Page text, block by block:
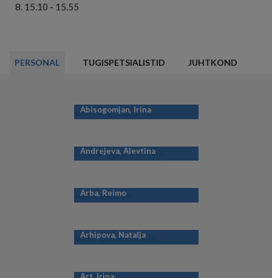
15.10 - 15.55
PERSONAL TUGISPETSIALISTID JUHTKOND
Abisogomjan, Irina
Andrejeva, Alevtina
Arba, Reimo
Arhipova, Natalja